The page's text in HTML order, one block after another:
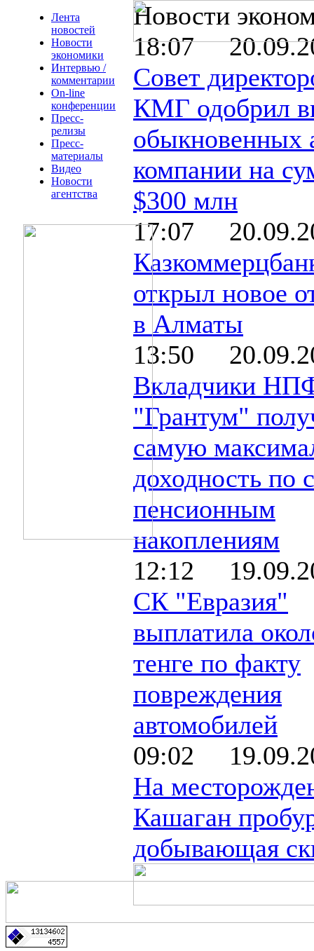
Лента
новостей
Новости
экономики
Интервью /
комментарии
On-line
конференции
Пресс-
релизы
Пресс-
материалы
Видео
Новости
агентства
Новости
18:07
Совет
КМГ одобрил
обыкновенных
компании на
$300 млн
17:07
открыл новое
в Алматы
13:50
Вкладчики
"Грантум"
самую
доходность по
пенсионным
накоплениям
12:12
СК "Евразия"
выплатила
тенге по факту
повреждения
автомобилей
09:02
На
Кашаган
добывающая